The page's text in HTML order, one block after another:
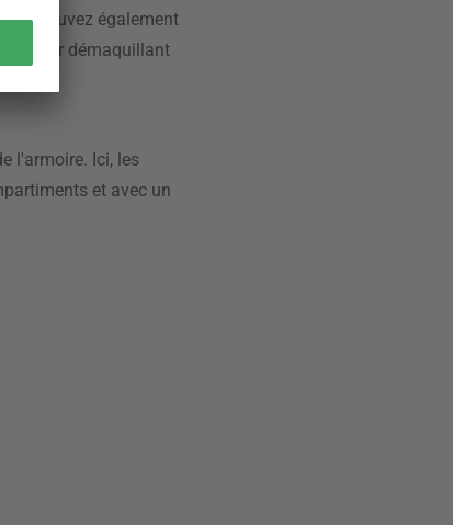
pouvez également
papier démaquillant
l'armoire. Ici, les
et avec un